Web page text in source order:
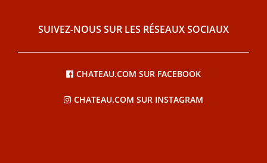
SUIVEZ-NOUS SUR LES RÉSEAUX SOCIAUX
CHATEAU.COM SUR FACEBOOK
CHATEAU.COM SUR INSTAGRAM